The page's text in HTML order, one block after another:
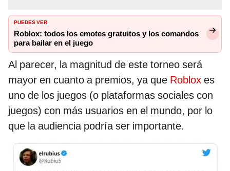
PUEDES VER
Roblox: todos los emotes gratuitos y los comandos
para bailar en el juego
Al parecer, la magnitud de este torneo será
mayor en cuanto a premios, ya que Roblox es
uno de los juegos (o plataformas sociales con
juegos) con más usuarios en el mundo, por lo
que la audiencia podría ser importante.